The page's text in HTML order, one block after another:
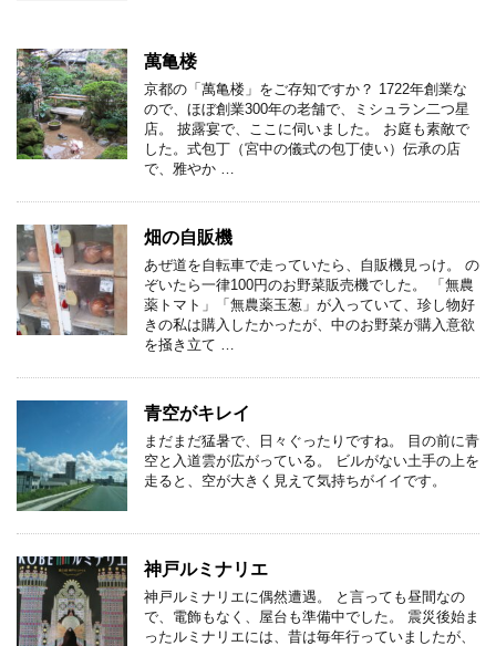
萬亀楼
京都の「萬亀楼」をご存知ですか？ 1722年創業な
ので、ほぼ創業300年の老舗で、ミシュラン二つ星
店。 披露宴で、ここに伺いました。 お庭も素敵で
した。式包丁（宮中の儀式の包丁使い）伝承の店
で、雅やか …
畑の自販機
あぜ道を自転車で走っていたら、自販機見っけ。 の
ぞいたら一律100円のお野菜販売機でした。 「無農
薬トマト」「無農薬玉葱」が入っていて、珍し物好
きの私は購入したかったが、中のお野菜が購入意欲
を掻き立て …
青空がキレイ
まだまだ猛暑で、日々ぐったりですね。 目の前に青
空と入道雲が広がっている。 ビルがない土手の上を
走ると、空が大きく見えて気持ちがイイです。
神戸ルミナリエ
神戸ルミナリエに偶然遭遇。 と言っても昼間なの
で、電飾もなく、屋台も準備中でした。 震災後始ま
ったルミナリエには、昔は毎年行っていましたが、